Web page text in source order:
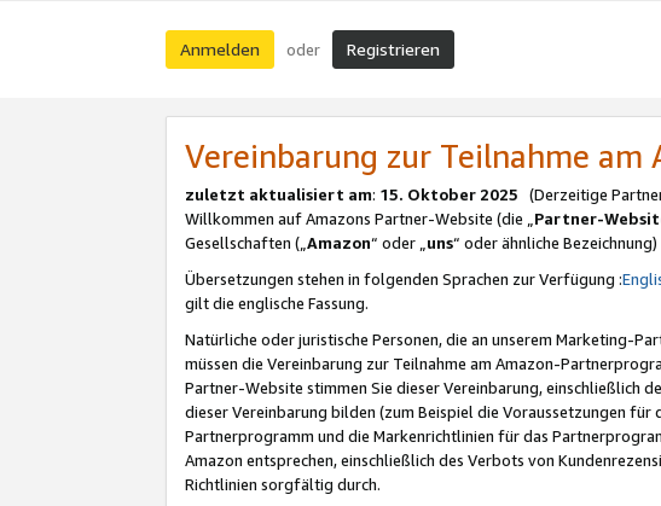
Anmelden oder Registrieren
Vereinbarung zur Teilnahme
zuletzt aktualisiert am: 15. Oktober 2025 (Derzeitige
Willkommen auf Amazons Partner-Website (die „Partner-
Gesellschaften („Amazon“ oder „uns“ oder ähnliche
Übersetzungen stehen in folgenden Sprachen zur Verfügung :
gilt die englische Fassung.
Natürliche oder juristische Personen, die an unserem Marketing-
müssen die Vereinbarung zur Teilnahme am Amazon-
Partner-Website stimmen Sie dieser Vereinbarung, einschließlich
dieser Vereinbarung bilden (zum Beispiel die Voraussetzungen
Partnerprogramm und die Markenrichtlinien für das
Amazon entsprechen, einschließlich des Verbots von
Richtlinien sorgfältig durch.